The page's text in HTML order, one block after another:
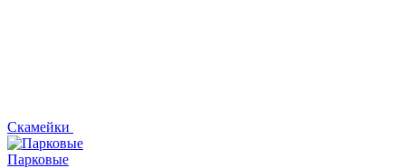
Скамейки
Парковые